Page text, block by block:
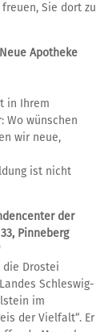
Sie dort zu
Apotheke
in Ihrem
Wo wünschen
wir neue,
ist nicht
der
Pinneberg
die Drostei
Schleswig-
im
der Vielfalt“. Er